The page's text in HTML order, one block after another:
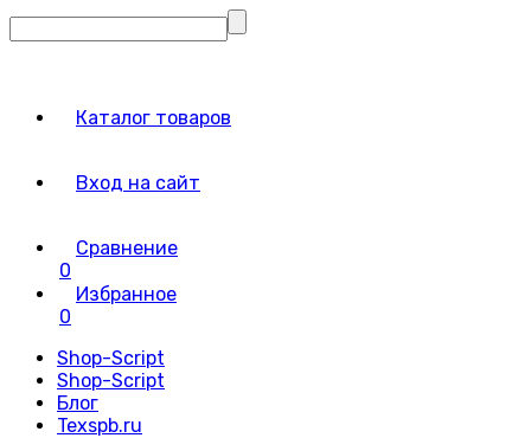
Каталог товаров
Вход на сайт
Сравнение
0
Избранное
0
Shop-Script
Shop-Script
Блог
Texspb.ru